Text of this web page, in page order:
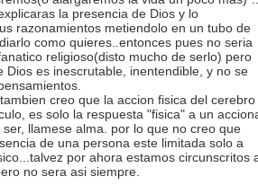
la presencia de Dios y lo
razonamientos metiendolo en un tubo de
como quieres..entonces pues no seria
religioso(disto mucho de serlo) pero
Dios es inescrutable, inentendible, y no se
creo que la accion fisica del cerebro
es solo la respuesta "fisica" a un
llamese alma. por lo que no creo que
de una persona este limitada solo a
por ahora estamos circunscritos
no sera asi siempre.